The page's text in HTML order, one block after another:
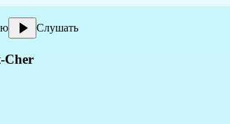
Слушать
Cher